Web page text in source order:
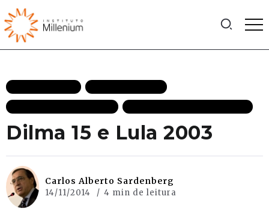
Dilma 15 e Lula 2003
Carlos Alberto Sardenberg
14/11/2014 4 min de leitura